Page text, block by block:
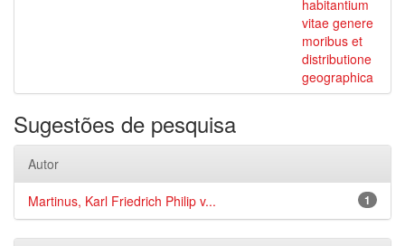
habitantium
vitae genere
moribus et
distributione
geographica
Sugestões de pesquisa
Autor
1
Martinus, Karl Friedrich Philip v...